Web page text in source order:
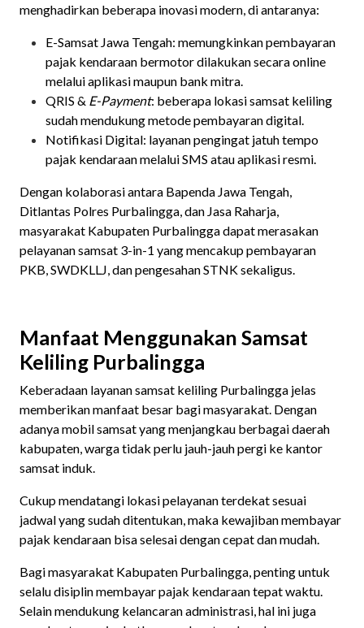
menghadirkan beberapa inovasi modern, di antaranya:
E-Samsat Jawa Tengah: memungkinkan pembayaran
pajak kendaraan bermotor dilakukan secara online
melalui aplikasi maupun bank mitra.
QRIS & E-Payment: beberapa lokasi samsat keliling
sudah mendukung metode pembayaran digital.
Notifikasi Digital: layanan pengingat jatuh tempo
pajak kendaraan melalui SMS atau aplikasi resmi.
Dengan kolaborasi antara Bapenda Jawa Tengah,
Ditlantas Polres Purbalingga, dan Jasa Raharja,
masyarakat Kabupaten Purbalingga dapat merasakan
pelayanan samsat 3-in-1 yang mencakup pembayaran
PKB, SWDKLLJ, dan pengesahan STNK sekaligus.
Manfaat Menggunakan Samsat
Keliling Purbalingga
Keberadaan layanan samsat keliling Purbalingga jelas
memberikan manfaat besar bagi masyarakat. Dengan
adanya mobil samsat yang menjangkau berbagai daerah
kabupaten, warga tidak perlu jauh-jauh pergi ke kantor
samsat induk.
Cukup mendatangi lokasi pelayanan terdekat sesuai
jadwal yang sudah ditentukan, maka kewajiban membayar
pajak kendaraan bisa selesai dengan cepat dan mudah.
Bagi masyarakat Kabupaten Purbalingga, penting untuk
selalu disiplin membayar pajak kendaraan tepat waktu.
Selain mendukung kelancaran administrasi, hal ini juga